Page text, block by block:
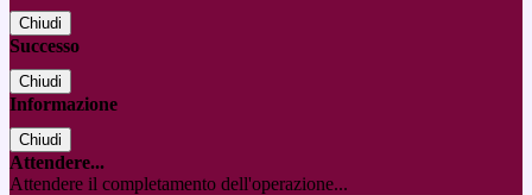
Chiudi
Successo
Chiudi
Informazione
Chiudi
Attendere...
Attendere il completamento dell'operazione...